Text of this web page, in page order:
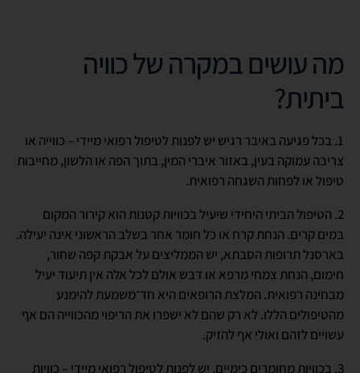
מה עושים במקרה של כוויה
ביתית?
1. בכל פגיעה באיבר רגיש יש לפנות לטיפול רפואי מיידי – כווייה או
צריבה עמוקה בעין, באזור איברי המין, בתוך הפה או הלשון, מחייבות
טיפול או לפחות השגחה רפואית.
2. הטיפול הביתי היחידי שיעיל בכוויות קטנות הוא קירור המקום
במים קרים. הנחת קרח או כל חומר אחר בשלב הראשוני אינה יעילה.
בארסנל תרופות הסבתא, יש הממליצים על אבקת קפה שחור,
חימום, הנחת צמחי מרפא או דבש אולם לכל אלה אין תיעוד יעיל
מבחינה רפואית. המלצת הרופאים היא חד־משמעת להימנע
מהטיפולים הללו. לא רק שהם לא ישפרו את הריפוי מהכווייה הם אף
עשויים לזהם ואולי אף להזיק.
3. בכוויות מחומרים כימיים, יש לפנות לטיפול רפואי מיידי – כוויות